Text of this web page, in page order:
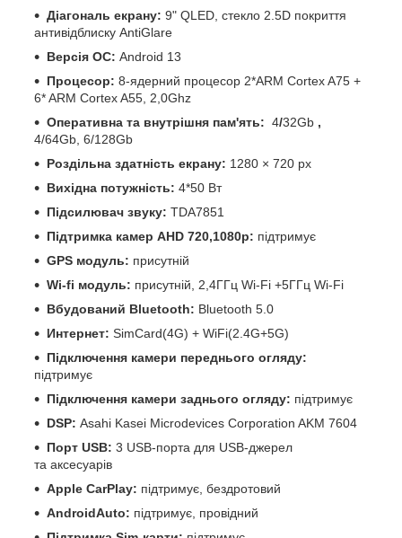
Діагональ екрану: 9" QLED, стекло 2.5D покриття
антивідблиску AntiGlare
Версія ОС: Android 13
Процесор: 8-ядерний процесор 2*ARM Cortex A75 +
6* ARM Cortex A55, 2,0Ghz
Оперативна та внутрішня пам'ять: 4/32Gb ,
4/64Gb, 6/128Gb
Роздільна здатність екрану: 1280 × 720 px
Вихідна потужність: 4*50 Вт
Підсилювач звуку: TDA7851
Підтримка камер AHD 720,1080р: підтримує
GPS модуль: присутній
Wi-fi модуль: присутній, 2,4ГГц Wi-Fi +5ГГц Wi-Fi
Вбудований Bluetooth: Bluetooth 5.0
Интернет: SimCard(4G) + WiFi(2.4G+5G)
Підключення камери переднього огляду:
підтримує
Підключення камери заднього огляду: підтримує
DSP: Asahi Kasei Microdevices Corporation AKM 7604
Порт USB: 3 USB-порта для USB-джерел
та аксесуарів
Apple CarPlay: підтримує, бездротовий
AndroidAuto: підтримує, провідний